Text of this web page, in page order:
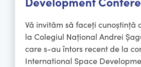
Vă invităm să faceți cunoștință
la Colegiul Național Andrei
care s-au întors recent de la
International Space